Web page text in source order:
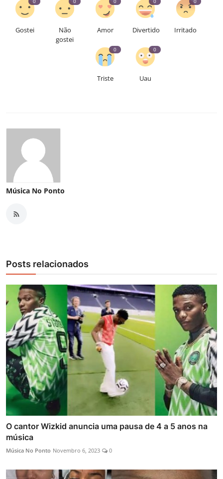
Gostei
Não
gostei
Amor Divertido Irritado
0
Triste
0
Uau
Música No Ponto
Posts relacionados
O cantor Wizkid anuncia uma pausa de 4 a 5 anos na
música
Música No Ponto Novembro 6, 2023 0